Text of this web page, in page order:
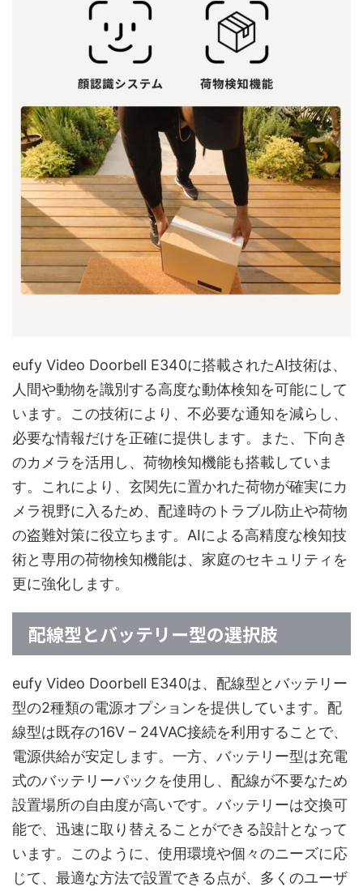
eufy Video Doorbell E340に搭載されたAI技術は、
人間や動物を識別する高度な動体検知を可能にして
います。この技術により、不必要な通知を減らし、
必要な情報だけを正確に提供します。また、下向き
のカメラを活用し、荷物検知機能も搭載していま
す。これにより、玄関先に置かれた荷物が確実にカ
メラ視野に入るため、配達時のトラブル防止や荷物
の盗難対策に役立ちます。AIによる高精度な検知技
術と専用の荷物検知機能は、家庭のセキュリティを
更に強化します。
配線型とバッテリー型の選択肢
eufy Video Doorbell E340は、配線型とバッテリー
型の2種類の電源オプションを提供しています。配
線型は既存の16V – 24VAC接続を利用することで、
電源供給が安定します。一方、バッテリー型は充電
式のバッテリーパックを使用し、配線が不要なため
設置場所の自由度が高いです。バッテリーは交換可
能で、迅速に取り替えることができる設計となって
います。このように、使用環境や個々のニーズに応
じて、最適な方法で設置できる点が、多くのユーザ